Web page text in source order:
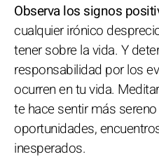
Observa los signos
cualquier irónico
tener sobre la vida. Y
responsabilidad por los
ocurren en tu vida.
te hace sentir más
oportunidades,
inesperados.